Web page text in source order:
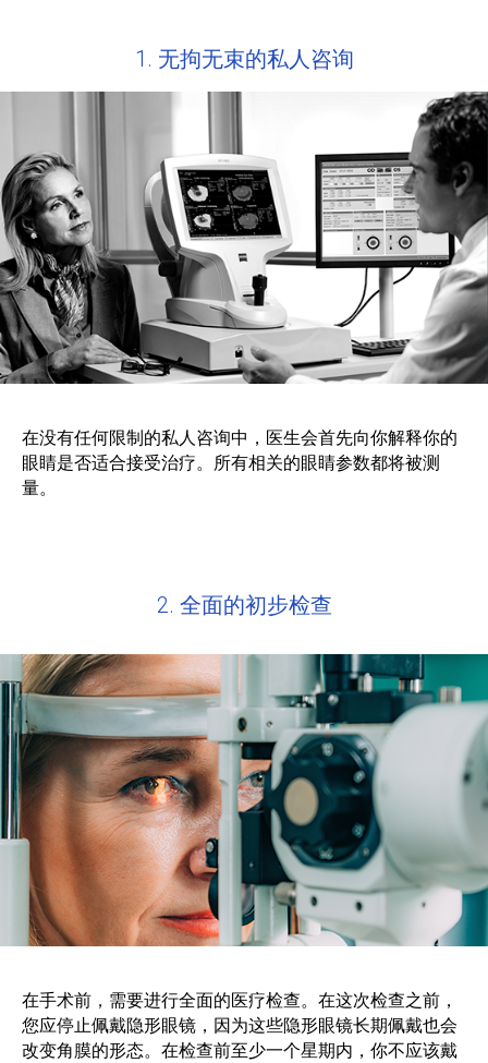
1. 无拘无束的私人咨询
在没有任何限制的私人咨询中，医生会首先向你解释你的
眼睛是否适合接受治疗。所有相关的眼睛参数都将被测
量。
2. 全面的初步检查
在手术前，需要进行全面的医疗检查。在这次检查之前，
您应停止佩戴隐形眼镜，因为这些隐形眼镜长期佩戴也会
改变角膜的形态。在检查前至少一个星期内，你不应该戴